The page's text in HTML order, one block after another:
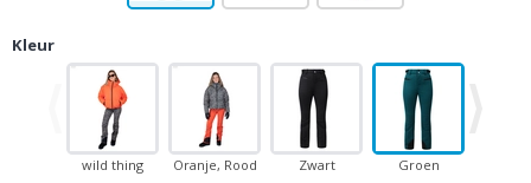
Kleur
wild thing
Oranje, Rood Zwart Groen